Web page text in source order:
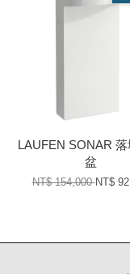
LAUFEN SONAR
盆
NT$ 154,000NT$